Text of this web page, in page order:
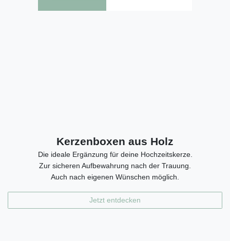
Kerzenboxen aus Holz
Die ideale Ergänzung für deine Hochzeitskerze.
Zur sicheren Aufbewahrung nach der Trauung.
Auch nach eigenen Wünschen möglich.
Jetzt entdecken